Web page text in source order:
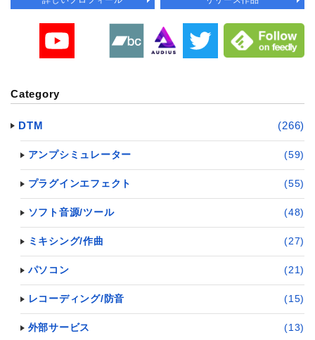
Category
DTM (266)
アンプシミュレーター (59)
プラグインエフェクト (55)
ソフト音源/ツール (48)
ミキシング/作曲 (27)
パソコン (21)
レコーディング/防音 (15)
外部サービス (13)